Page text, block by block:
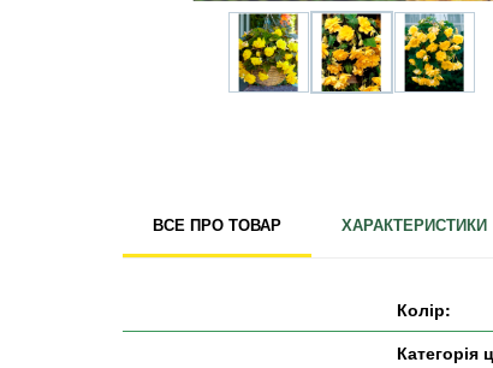
Міцелій грибів
Товари для дому
Теплиці і покривний матеріал
ВСЕ ПРО ТОВАР ХАРАКТЕРИСТИКИ
Колір:
Категорія